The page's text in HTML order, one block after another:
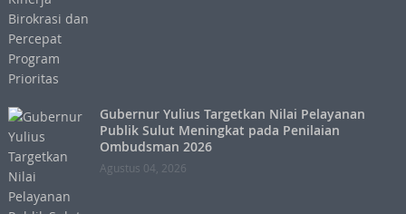
Gubernur Yulius Targetkan Nilai Pelayanan
Publik Sulut Meningkat pada Penilaian
Ombudsman 2026
Agustus 04, 2026